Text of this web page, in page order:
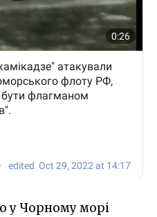
у Чорному морі